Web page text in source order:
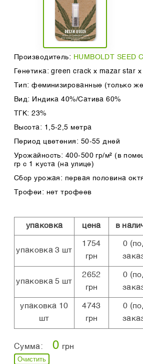
Производитель: HUMBOLDT SEED
Генетика: green crack x mazar star x
Тип: феминизированные (только
Вид: Индика 40%/Сатива 60%
ТГК: 23%
Высота: 1,5-2,5 метра
Период цветения: 50-55 дней
Урожайность: 400-500 гр/м² (в
гр с 1 куста (на улице)
Сбор урожая: первая половина
Трофеи: нет трофеев
упаковка цена в
упаковка 3 шт
1754
грн
0
упаковка 5 шт
2652
грн
0
упаковка 10
шт
4743
грн
0
Сумма: 0 грн
Очистить